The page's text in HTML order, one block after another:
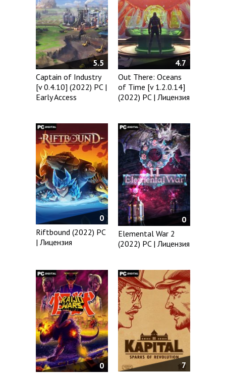
5.5
Captain of Industry
[v 0.4.10] (2022) PC |
Early Access
4.7
Out There: Oceans
of Time [v 1.2.0.14]
(2022) PC | Лицензия
0
Riftbound (2022) PC
| Лицензия
0
Elemental War 2
(2022) PC | Лицензия
0
7